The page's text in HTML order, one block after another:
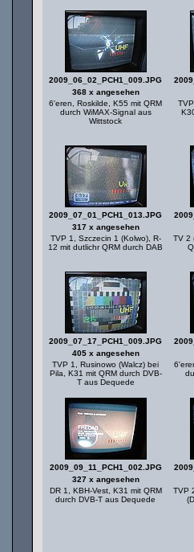
2009_06_02_PCH1_009.JPG
368 x angesehen
6'eren, Roskilde, K55 mit QRM
durch WiMAX-Signal aus
Wittstock
2009_07_01_PCH1_013.JPG
317 x angesehen
TVP 1, Szczecin 1 (Kolwo), R-
12 mit dutlichr QRM durch DAB
TV 2
2009_07_17_PCH1_009.JPG
405 x angesehen
TVP 1, Rusinowo (Walcz) bei
Pila, K31 mit QRM durch DVB-
T aus Dequede
2009_09_11_PCH1_002.JPG
327 x angesehen
DR 1, KBH-Vest, K31 mit QRM
durch DVB-T aus Dequede
TVP